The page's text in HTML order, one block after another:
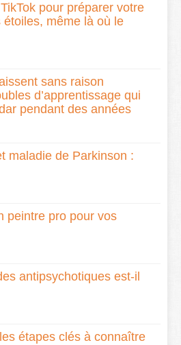
pour préparer votre
même là où le
sans raison
d’apprentissage qui
pendant des années
maladie de Parkinson :
peintre pro pour vos
antipsychotiques est-il
étapes clés à connaître